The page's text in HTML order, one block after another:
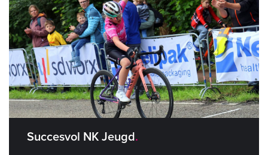
Succesvol NK Jeugd